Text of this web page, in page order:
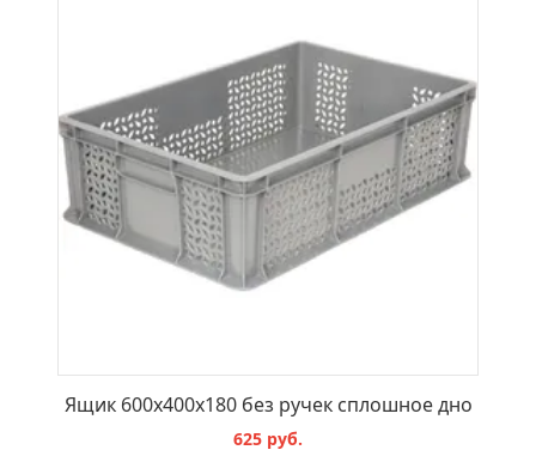
Ящик 600x400x180 без ручек сплошное дно
625 руб.